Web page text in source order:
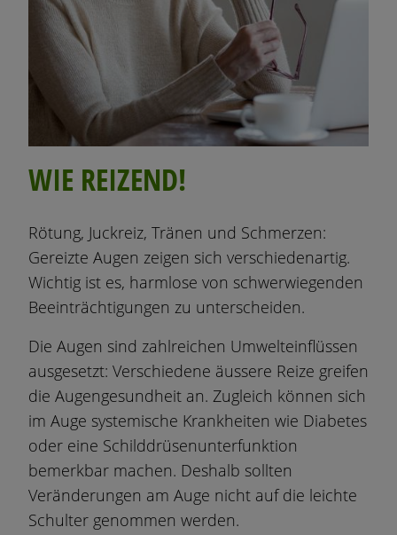
WIE REIZEND!
Rötung, Juckreiz, Tränen und Schmerzen:
Gereizte Augen zeigen sich verschiedenartig.
Wichtig ist es, harmlose von schwerwiegenden
Beeinträchtigungen zu unterscheiden.
Die Augen sind zahlreichen Umwelteinflüssen
ausgesetzt: Verschiedene äussere Reize greifen
die Augengesundheit an. Zugleich können sich
im Auge systemische Krankheiten wie Diabetes
oder eine Schilddrüsenunterfunktion
bemerkbar machen. Deshalb sollten
Veränderungen am Auge nicht auf die leichte
Schulter genommen werden.